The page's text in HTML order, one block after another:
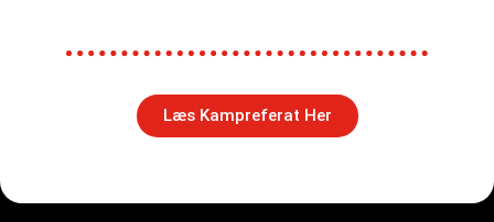
Læs Kampreferat Her